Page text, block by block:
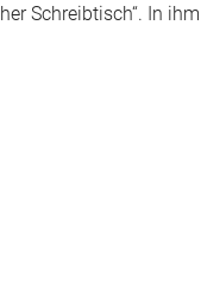
Schreibtisch“. In